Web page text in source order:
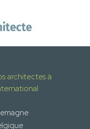
architectes à